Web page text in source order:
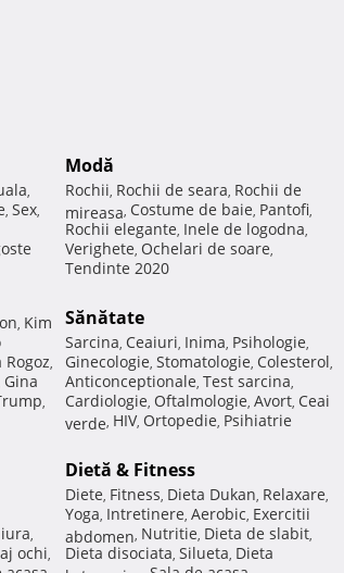
,
, Sex,
, Kim
Rogoz,
Gina
,
,
ochi,
Modă
Rochii, Rochii de seara, Rochii de
mireasa, Costume de baie, Pantofi,
Rochii elegante, Inele de logodna,
Verighete, Ochelari de soare,
Tendinte 2020
Sănătate
Sarcina, Ceaiuri, Inima, Psihologie,
Ginecologie, Stomatologie, Colesterol,
Anticonceptionale, Test sarcina,
Cardiologie, Oftalmologie, Avort, Ceai
verde, HIV, Ortopedie, Psihiatrie
Dietă & Fitness
Diete, Fitness, Dieta Dukan, Relaxare,
Yoga, Intretinere, Aerobic, Exercitii
abdomen, Nutritie, Dieta de slabit,
Dieta disociata, Silueta, Dieta